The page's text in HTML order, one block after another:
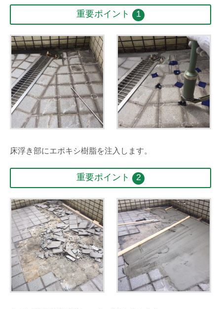
重要ポイント 1
床浮き部にエポキシ樹脂を注入します。
重要ポイント 2